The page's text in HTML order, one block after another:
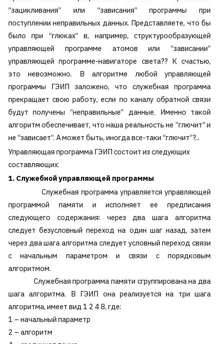
“зацикливания” или “зависания” программы при
поступлении неправильных данных. Представляете, что бы
было при “глюках” в, например, структурообразующей
управляющей программе атомов или “зависании”
управляющей программе-навигаторе света?? К счастью,
это невозможно. В алгоритме любой управляющей
программы ГЭИП заложено, что служебная программа
прекращает свою работу, если по каналу обратной связи
будут получены “неправильные” данные. Именно такой
алгоритм обеспечивает, что наша реальность не ”глючит” и
не “зависает”. А может быть, иногда все-таки “глючит”?...
Управляющая программа ГЭИП состоит из следующих
составляющих:
1. Служебной управляющей программы
Служебная программа управляется управляющей
программой памяти и исполняет ее предписания
следующего содержания: через два шага алгоритма
следует безусловный переход на один шаг назад, затем
через два шага алгоритма следует условный переход связи
с начальным параметром и связи с порядковым
алгоритмом.
Служебная программа памяти сгруппирована на два
шага алгоритма. В ГЭИП она реализуется на три шага
алгоритма, имеет вид 1 2 4 8, где:
1 – начальный параметр
2 – алгоритм